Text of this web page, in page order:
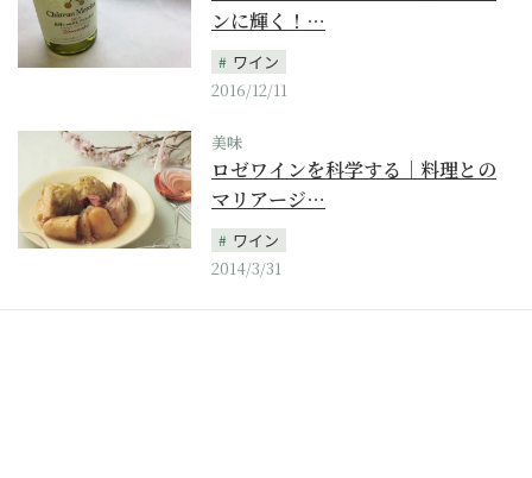
ンに輝く！…
ワイン
2016/12/11
美味
ロゼワインを科学する｜料理との
マリアージ…
ワイン
2014/3/31